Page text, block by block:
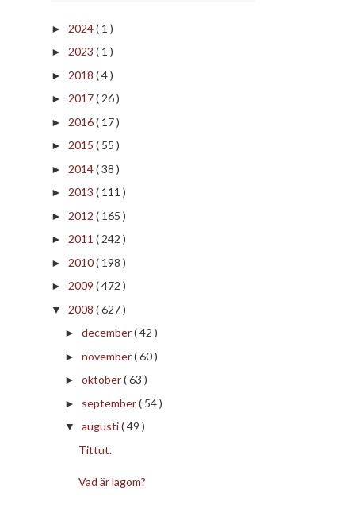
► 2024( 1 )
► 2023 ( 1 )
► 2018 ( 4 )
► 2017( 26 )
► 2016( 17 )
► 2015 ( 55 )
► 2014( 38 )
► 2013 ( 111 )
► 2012 ( 165 )
► 2011 ( 242 )
► 2010( 198 )
► 2009 ( 472 )
▼ 2008 ( 627 )
► december( 42 )
► november( 60 )
► oktober( 63 )
► september( 54 )
▼ augusti( 49 )
Tittut.
Vad är lagom?